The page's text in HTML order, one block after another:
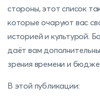
стороны, этот список
которые очаруют вас
историей и культурой.
даёт вам
зрения времени и
В этой публикации: